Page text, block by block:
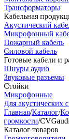
Трансформаторы
Кабельная
Акустический
Микрофонный
Пожарный кабель
Силовой кабель
Готовые кабели и
Шнуры аудио
Звуковые разъемы
Стойки
Микрофонные
Для акустических
Главная/Каталог/
громкости/
Каталог товаров